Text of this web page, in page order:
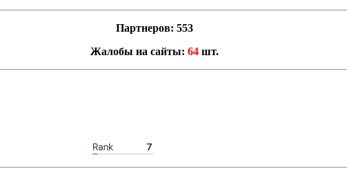
Партнеров: 553
Жалобы на сайты: 64 шт.